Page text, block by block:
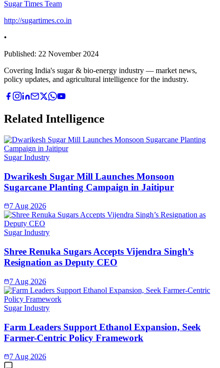
Sugar Times Team
http://sugartimes.co.in
•
Published: 22 November 2024
Covering India's sugar & bio-energy industry — market news,
policy updates, and agricultural intelligence for the industry.
Related Intelligence
Sugar Industry
Dwarikesh Sugar Mill Launches Monsoon
Sugarcane Planting Campaign in Jaitipur
7 Aug 2026
Sugar Industry
Shree Renuka Sugars Accepts Vijendra Singh’s
Resignation as Deputy CEO
7 Aug 2026
Sugar Industry
Farm Leaders Support Ethanol Expansion, Seek
Farmer-Centric Policy Framework
7 Aug 2026